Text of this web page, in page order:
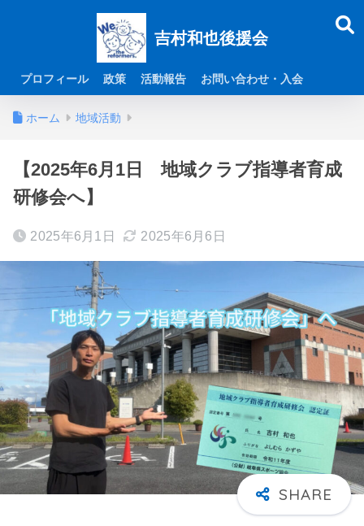
吉村和也後援会
プロフィール 政策 活動報告 お問い合わせ・入会
ホーム 地域活動
【2025年6月1日 地域クラブ指導者育成
研修会へ】
2025年6月1日 2025年6月6日